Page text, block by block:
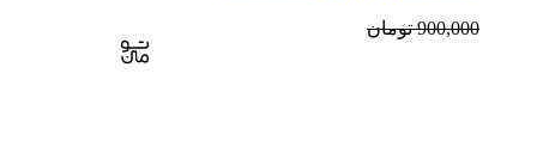
900,000 تومان